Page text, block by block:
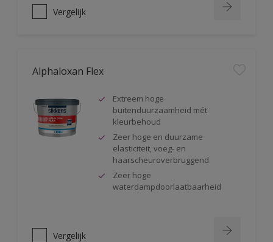
Vergelijk
Alphaloxan Flex
Extreem hoge
buitenduurzaamheid mét
kleurbehoud
Zeer hoge en duurzame
elasticiteit, voeg- en
haarscheuroverbruggend
Zeer hoge
waterdampdoorlaatbaarheid
Vergelijk